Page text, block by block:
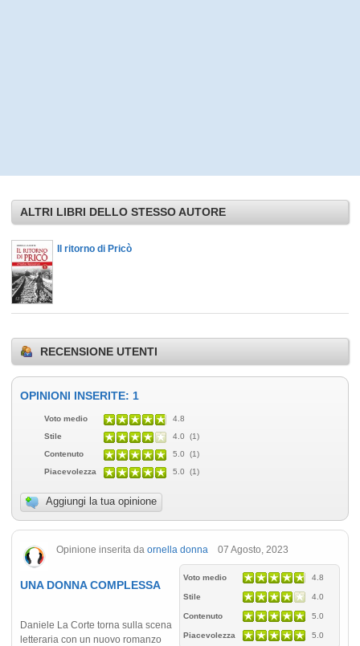
ALTRI LIBRI DELLO STESSO AUTORE
Il ritorno di Pricò
RECENSIONE UTENTI
OPINIONI INSERITE: 1
Voto medio
4.8
Stile
4.0 (1)
Contenuto
5.0 (1)
Piacevolezza
5.0 (1)
Aggiungi la tua opinione
Opinione inserita da ornella donna 07 Agosto, 2023
Voto medio 4.8
Stile 4.0
Contenuto 5.0
Piacevolezza 5.0
UNA DONNA COMPLESSA
Daniele La Corte torna sulla scena
letteraria con un nuovo romanzo